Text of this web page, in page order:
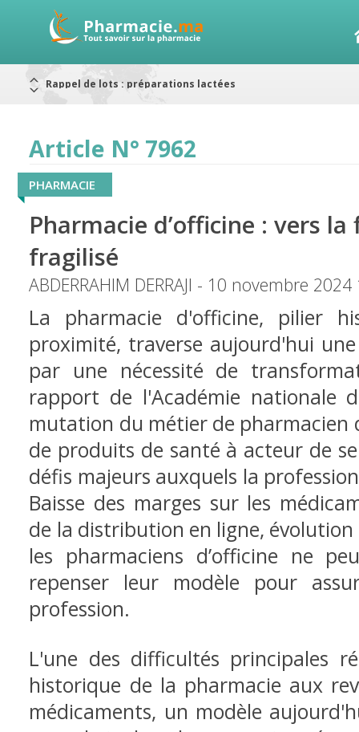
Alerte / AMMPS
RAPPELS DE LOTS
Rappel de lots : ANTITOXINE TÉTANIQUE 1500.
Article N° 7962
PHARMACIE
Pharmacie d’officine : vers la
fragilisé
ABDERRAHIM DERRAJI - 10 novembre
La pharmacie d'officine, pilier
proximité, traverse aujourd'hui
par une nécessité de
rapport de l'Académie nationale
mutation du métier de pharmacien
de produits de santé à acteur de
défis majeurs auxquels la
Baisse des marges sur les
de la distribution en ligne,
les pharmaciens d’officine ne
repenser leur modèle pour
profession.
L'une des difficultés principales
historique de la pharmacie aux
médicaments, un modèle